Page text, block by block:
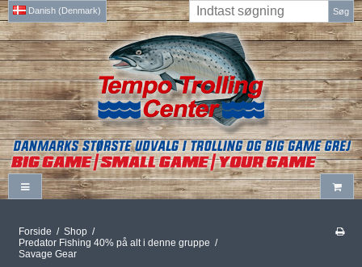
Danish (Denmark) Søg
Forside / Shop /
Predator Fishing 40% på alt i denne gruppe /
Savage Gear